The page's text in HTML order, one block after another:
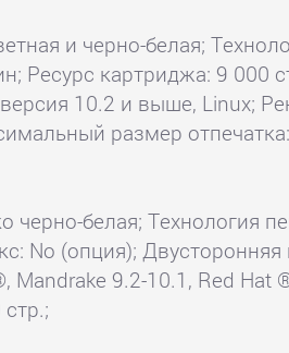
и черно-белая;
Ресурс картриджа: 9 000
10.2 и выше, Linux;
размер
белая; Технология
No (опция);
9.2-10.1, Red